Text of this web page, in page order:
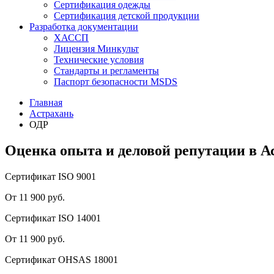
Сертификация одежды
Сертификация детской продукции
Разработка документации
ХАССП
Лицензия Минкульт
Технические условия
Стандарты и регламенты
Паспорт безопасности MSDS
Главная
Астрахань
ОДР
Оценка опыта и деловой репутации в
Сертификат ISO 9001
От 11 900 руб.
Сертификат ISO 14001
От 11 900 руб.
Сертификат OHSAS 18001